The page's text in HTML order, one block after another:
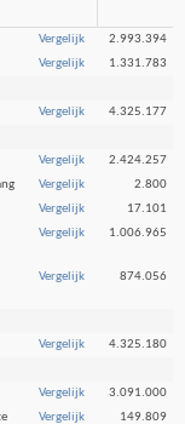
Vergelijk
2.993.394
Vergelijk 1.331.783
Vergelijk 4.325.177
Vergelijk
2.424.257
Vergelijk
2.800
Vergelijk
17.101
Vergelijk 1.006.965
Vergelijk 874.056
Vergelijk 4.325.180
Vergelijk
3.091.000
Vergelijk 149.809